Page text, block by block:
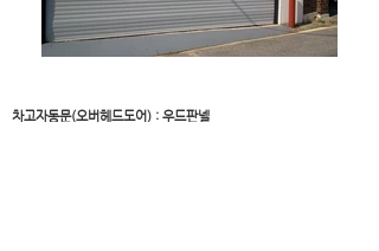
차고자동문(오버헤드도어) : 우드판넬